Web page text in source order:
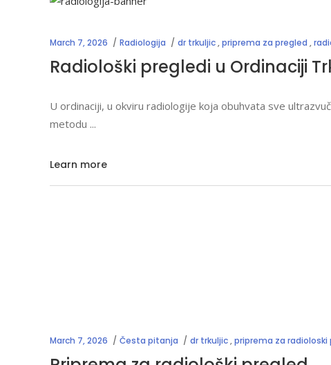
March 7, 2026 Radiologija dr trkuljic,priprema za pregled ,
Radiološki pregledi u Ordinaciji
U ordinaciji, u okviru radiologije koja obuhvata sve
metodu
Learn more
March 7, 2026 Česta pitanja dr trkuljic,priprema za radioloski